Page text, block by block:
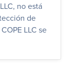
no está
de
LLC se